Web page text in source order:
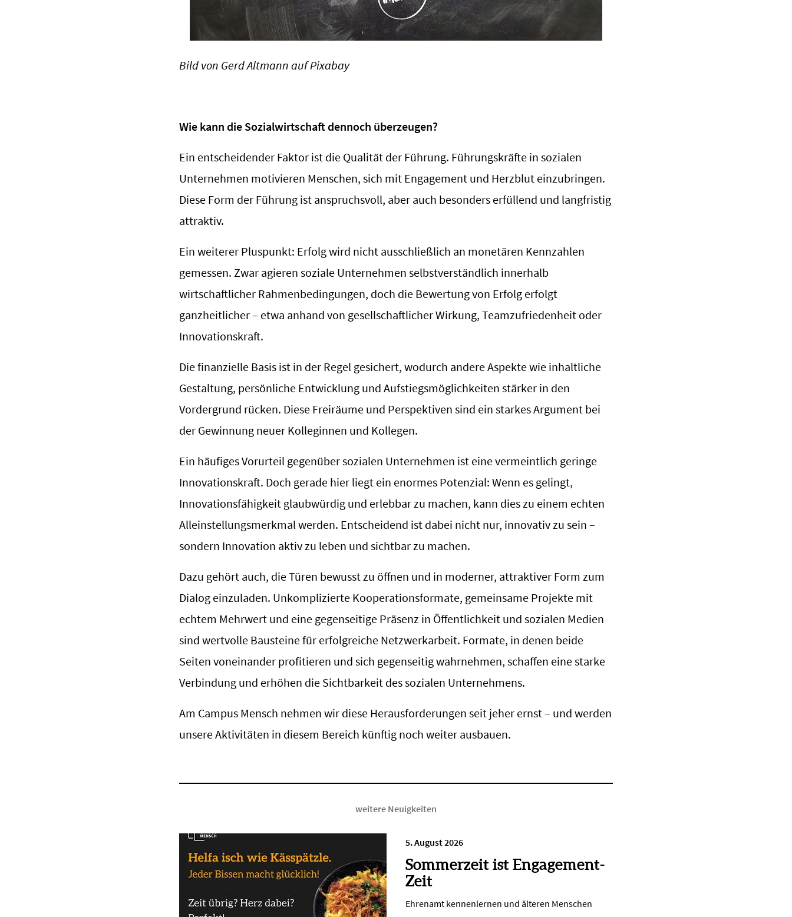
Bild von Gerd Altmann auf Pixabay
Wie kann die Sozialwirtschaft dennoch überzeugen?
Ein entscheidender Faktor ist die Qualität der Führung. Führungskräfte in sozialen
Unternehmen motivieren Menschen, sich mit Engagement und Herzblut einzubringen.
Diese Form der Führung ist anspruchsvoll, aber auch besonders erfüllend und langfristig
attraktiv.
Ein weiterer Pluspunkt: Erfolg wird nicht ausschließlich an monetären Kennzahlen
gemessen. Zwar agieren soziale Unternehmen selbstverständlich innerhalb
wirtschaftlicher Rahmenbedingungen, doch die Bewertung von Erfolg erfolgt
ganzheitlicher – etwa anhand von gesellschaftlicher Wirkung, Teamzufriedenheit oder
Innovationskraft.
Die finanzielle Basis ist in der Regel gesichert, wodurch andere Aspekte wie inhaltliche
Gestaltung, persönliche Entwicklung und Aufstiegsmöglichkeiten stärker in den
Vordergrund rücken. Diese Freiräume und Perspektiven sind ein starkes Argument bei
der Gewinnung neuer Kolleginnen und Kollegen.
Ein häufiges Vorurteil gegenüber sozialen Unternehmen ist eine vermeintlich geringe
Innovationskraft. Doch gerade hier liegt ein enormes Potenzial: Wenn es gelingt,
Innovationsfähigkeit glaubwürdig und erlebbar zu machen, kann dies zu einem echten
Alleinstellungsmerkmal werden. Entscheidend ist dabei nicht nur, innovativ zu sein –
sondern Innovation aktiv zu leben und sichtbar zu machen.
Dazu gehört auch, die Türen bewusst zu öffnen und in moderner, attraktiver Form zum
Dialog einzuladen. Unkomplizierte Kooperationsformate, gemeinsame Projekte mit
echtem Mehrwert und eine gegenseitige Präsenz in Öffentlichkeit und sozialen Medien
sind wertvolle Bausteine für erfolgreiche Netzwerkarbeit. Formate, in denen beide
Seiten voneinander profitieren und sich gegenseitig wahrnehmen, schaffen eine starke
Verbindung und erhöhen die Sichtbarkeit des sozialen Unternehmens.
Am Campus Mensch nehmen wir diese Herausforderungen seit jeher ernst – und werden
unsere Aktivitäten in diesem Bereich künftig noch weiter ausbauen.
weitere Neuigkeiten
5. August 2026
Sommerzeit ist Engagement-
Zeit
Ehrenamt kennenlernen und älteren Menschen